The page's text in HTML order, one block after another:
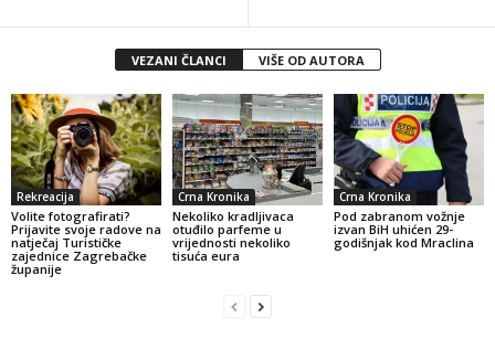
VEZANI ČLANCI VIŠE OD AUTORA
Rekreacija
Volite fotografirati?
Prijavite svoje radove na
natječaj Turističke
zajednice Zagrebačke
županije
Crna Kronika
Nekoliko kradljivaca
otuđilo parfeme u
vrijednosti nekoliko
tisuća eura
Crna Kronika
Pod zabranom vožnje
izvan BiH uhićen 29-
godišnjak kod Mraclina